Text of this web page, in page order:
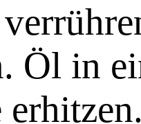
Öl in